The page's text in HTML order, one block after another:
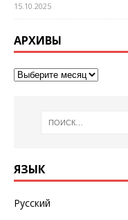
15.10.2025
АРХИВЫ
ЯЗЫК
Русский